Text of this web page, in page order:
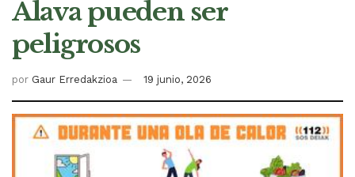
Álava pueden ser
peligrosos
por Gaur Erredakzioa 19 junio, 2026